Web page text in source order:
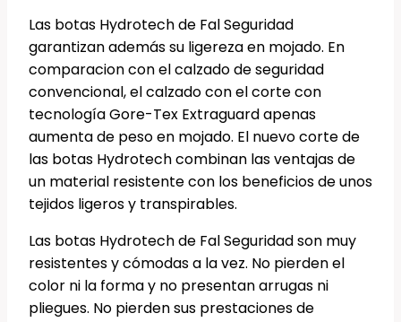
Las botas Hydrotech de Fal Seguridad
garantizan además su ligereza en mojado. En
comparacion con el calzado de seguridad
convencional, el calzado con el corte con
tecnología Gore-Tex Extraguard apenas
aumenta de peso en mojado. El nuevo corte de
las botas Hydrotech combinan las ventajas de
un material resistente con los beneficios de unos
tejidos ligeros y transpirables.
Las botas Hydrotech de Fal Seguridad son muy
resistentes y cómodas a la vez. No pierden el
color ni la forma y no presentan arrugas ni
pliegues. No pierden sus prestaciones de